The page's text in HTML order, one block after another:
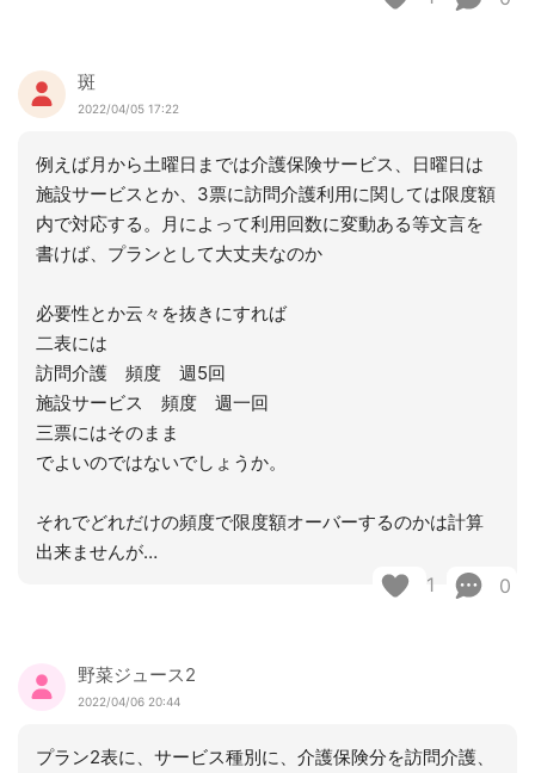
斑
2022/04/05 17:22
例えば月から土曜日までは介護保険サービス、日曜日は
施設サービスとか、3票に訪問介護利用に関しては限度額
内で対応する。月によって利用回数に変動ある等文言を
書けば、プランとして大丈夫なのか
必要性とか云々を抜きにすれば
二表には
訪問介護 頻度 週5回
施設サービス 頻度 週一回
三票にはそのまま
でよいのではないでしょうか。
それでどれだけの頻度で限度額オーバーするのかは計算
出来ませんが…
1 0
野菜ジュース2
2022/04/06 20:44
プラン2表に、サービス種別に、介護保険分を訪問介護、